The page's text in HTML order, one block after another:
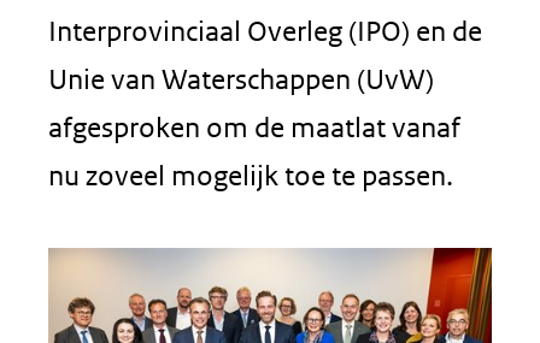
Interprovinciaal Overleg (IPO) en de
Unie van Waterschappen (UvW)
afgesproken om de maatlat vanaf
nu zoveel mogelijk toe te passen.